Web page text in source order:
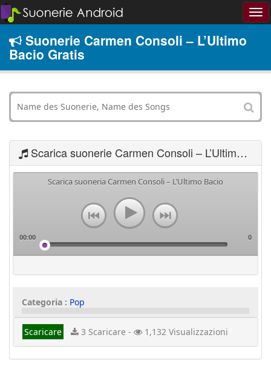
Suonerie Carmen Consoli – L’Ultimo
Bacio Gratis
Scarica suonerie Carmen Consoli – L’Ultimo Bacio
Scarica suoneria Carmen Consoli – L’Ultimo Bacio
00:00 0
Categoria : Pop
Scaricare 3 Scaricare - 1,132 Visualizzazioni